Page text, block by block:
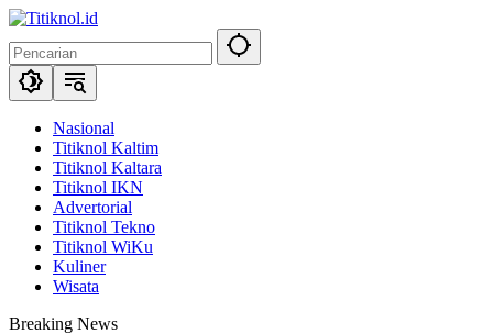
Langsung
konten
Nasional
Titiknol Kaltim
Titiknol Kaltara
Titiknol IKN
Advertorial
Titiknol Tekno
Titiknol WiKu
Kuliner
Wisata
Breaking News